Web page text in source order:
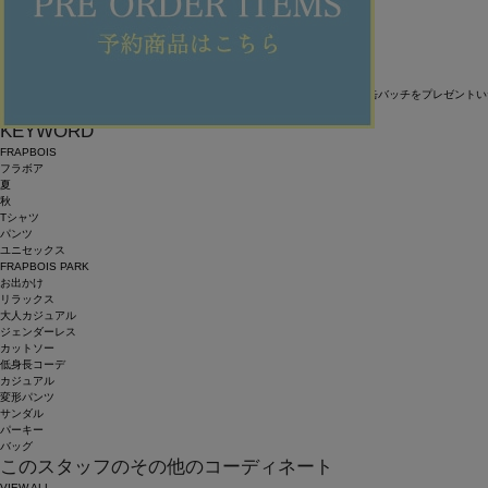
見た目も楽しいドラム型のサコッシュ。
7/11(金)～フラボアの通常価格商品をお買い上げの方に、先着でオリジナル缶バッチをプレゼントい
KEYWORD
FRAPBOIS
フラボア
夏
秋
Tシャツ
パンツ
ユニセックス
FRAPBOIS PARK
お出かけ
リラックス
大人カジュアル
ジェンダーレス
カットソー
低身長コーデ
カジュアル
変形パンツ
サンダル
パーキー
バッグ
このスタッフのその他のコーディネート